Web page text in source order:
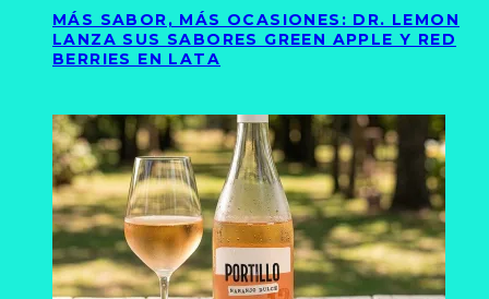
MÁS SABOR, MÁS OCASIONES: DR. LEMON
LANZA SUS SABORES GREEN APPLE Y RED
BERRIES EN LATA